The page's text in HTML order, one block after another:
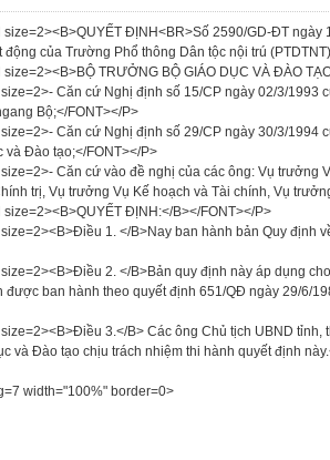
ĐỊNH<BR>Số 2590/GD-ĐT
của Trường Phổ thông Dân tộc nội trú
TRƯỞNG BỘ GIÁO DỤC VÀ ĐÀO
Căn cứ Nghị định số 15/CP ngày 02/3/1993
Bộ;</FONT></P>
Căn cứ Nghị định số 29/CP ngày 30/3/1994
và Đào tạo;</FONT></P>
Căn cứ vào đề nghị của các ông: Vụ trưởng
trị, Vụ trưởng Vụ Kế hoạch và Tài chính, Vụ
ĐỊNH:</B></FONT></P>
1. </B>Nay ban hành bản Quy định
2. </B>Bản quy định này áp dụng
được ban hành theo quyết định 651/QĐ ngày 29/6/
3.</B> Các ông Chủ tịch UBND tỉnh,
và Đào tạo chịu trách nhiệm thi hành quyết định
width="100%" border=0>